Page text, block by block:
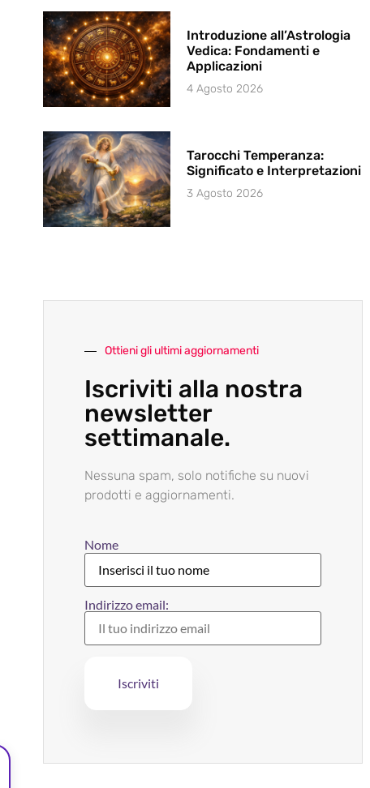
Introduzione all’Astrologia
Vedica: Fondamenti e
Applicazioni
4 Agosto 2026
Tarocchi Temperanza:
Significato e Interpretazioni
3 Agosto 2026
Ottieni gli ultimi aggiornamenti
Iscriviti alla nostra
newsletter
settimanale.
Nessuna spam, solo notifiche su nuovi
prodotti e aggiornamenti.
Nome
Indirizzo email: